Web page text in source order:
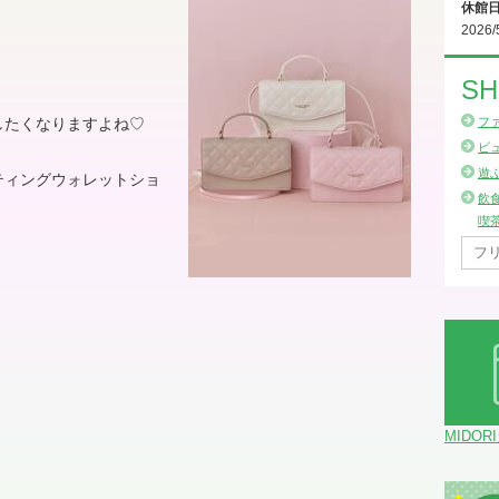
くなりますよね♡
ングウォレットショ
休館
2026/
フ
ビ
遊
飲
喫